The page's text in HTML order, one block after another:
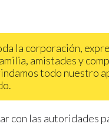
la corporación,
amistades y
todo nuestro
con las autoridades